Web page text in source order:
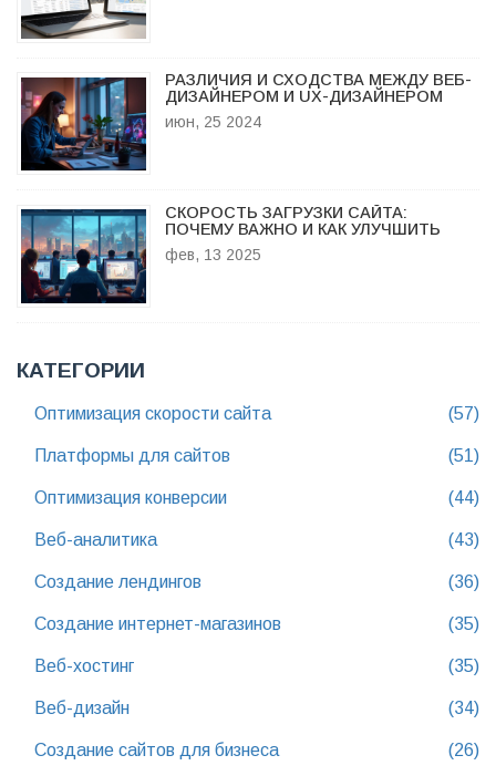
РАЗЛИЧИЯ И СХОДСТВА МЕЖДУ ВЕБ-
ДИЗАЙНЕРОМ И UX-ДИЗАЙНЕРОМ
июн, 25 2024
СКОРОСТЬ ЗАГРУЗКИ САЙТА:
ПОЧЕМУ ВАЖНО И КАК УЛУЧШИТЬ
фев, 13 2025
КАТЕГОРИИ
Оптимизация скорости сайта (57)
Платформы для сайтов (51)
Оптимизация конверсии (44)
Веб-аналитика (43)
Создание лендингов (36)
Создание интернет-магазинов (35)
Веб-хостинг (35)
Веб-дизайн (34)
Создание сайтов для бизнеса (26)